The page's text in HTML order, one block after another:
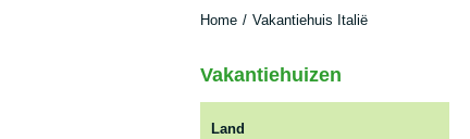
Home Vakantiehuis Italië
Vakantiehuizen
Land